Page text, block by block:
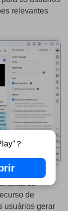
relevantes
de
de
usuários gerar
？